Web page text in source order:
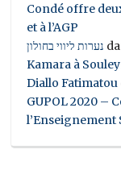
Condé offre
et à l’AGP
נערות ליווי בחולון
Kamara à
Diallo Fatimatou
GUPOL 2020 –
l’Enseignement